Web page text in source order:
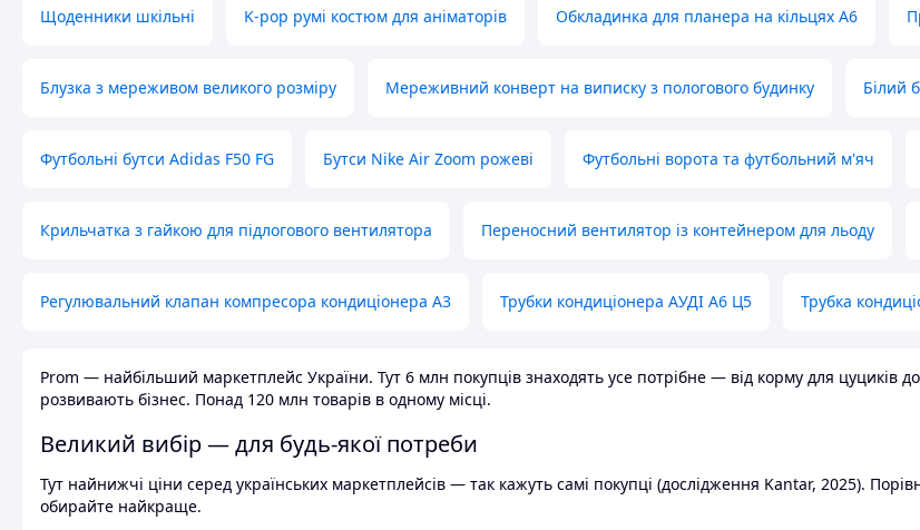
Щоденники шкільні K-pop румі костюм для аніматорів Обкладинка для планера на кільцях А6
Блузка з мереживом великого розміру Мереживний конверт на виписку з пологового будинку Білий
Футбольні бутси Adidas F50 FG Бутси Nike Air Zoom рожеві Футбольні ворота та футбольний м'яч
Крильчатка з гайкою для підлогового вентилятора Переносний вентилятор із контейнером для льоду
Регулювальний клапан компресора кондиціонера А3 Трубки кондиціонера АУДІ А6 Ц5 Трубка
Prom — найбільший маркетплейс України. Тут 6 млн покупців знаходять усе потрібне — від корму для цуциків
розвивають бізнес. Понад 120 млн товарів в одному місці.
Великий вибір — для будь-якої потреби
Тут найнижчі ціни серед українських маркетплейсів — так кажуть самі покупці (дослідження Kantar, 2025).
обирайте найкраще.